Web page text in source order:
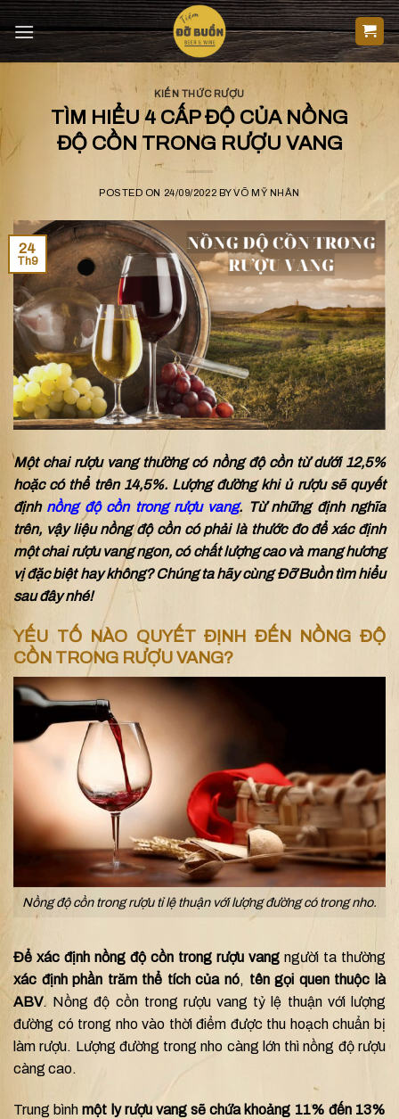
Skip
to
content
KIẾN THỨC RƯỢU
TÌM HIỂU 4 CẤP ĐỘ CỦA NỒNG
ĐỘ CỒN TRONG RƯỢU VANG
POSTED ON 24/09/2022 BYVÕ MỸ NHÂN
24
Th9
Một chai rượu vang thường có nồng độ cồn từ dưới 12,5%
hoặc có thể trên 14,5%. Lượng đường khi ủ rượu sẽ quyết
định nồng độ cồn trong rượu vang. Từ những định nghĩa
trên, vậy liệu nồng độ cồn có phải là thước đo để xác định
một chai rượu vang ngon, có chất lượng cao và mang hương
vị đặc biệt hay không? Chúng ta hãy cùng Đỡ Buồn tìm hiểu
sau đây nhé!
YẾU TỐ NÀO QUYẾT ĐỊNH ĐẾN NỒNG ĐỘ
CỒN TRONG RƯỢU VANG?
Nồng độ cồn trong rượu tỉ lệ thuận với lượng đường có trong nho.
Để xác định nồng độ cồn trong rượu vang người ta thường
xác định phần trăm thể tích của nó, tên gọi quen thuộc là
ABV. Nồng độ cồn trong rượu vang tỷ lệ thuận với lượng
đường có trong nho vào thời điểm được thu hoạch chuẩn bị
làm rượu. Lượng đường trong nho càng lớn thì nồng độ rượu
càng cao.
Trung bìnhmột ly rượu vang sẽ chứa khoảng 11% đến 13%